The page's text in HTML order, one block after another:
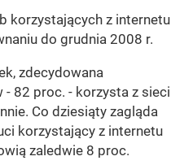
korzystających z internetu
do grudnia 2008 r.
zdecydowana
82 proc. - korzysta z sieci
Co dziesiąty zagląda
korzystający z internetu
zaledwie 8 proc.